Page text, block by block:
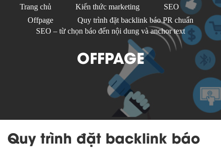
Trang chủ Kiến thức marketing
SEO
Offpage
Quy trình đặt backlink báo PR chuẩn
SEO – từ chọn báo đến nội dung và anchor text
OFFPAGE
Quy trình đặt backlink báo